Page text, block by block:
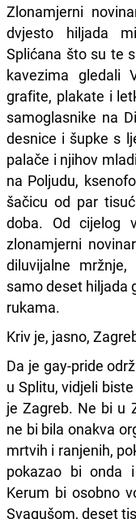
Zlonamjerni
dvjesto hiljada
Splićana što su te
kavezima gledali
grafite, plakate i
samoglasnike na
desnice i šupke s
palače i njihov
na Poljudu,
šačicu od par
doba. Od cijelog
zlonamjerni
diluvijalne
samo deset hiljada
rukama.
Kriv je, jasno,
Da je gay-pride
u Splitu, vidjeli
je Zagreb. Ne bi u
ne bi bila onakva
mrtvih i ranjenih,
pokazao bi onda
Kerum bi osobno
Svagušom, deset